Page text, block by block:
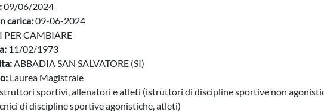
09/06/2024
carica:09-06-2024
PER CAMBIARE
11/02/1973
ABBADIA SAN SALVATORE (SI)
Laurea Magistrale
sportivi, allenatori e atleti (istruttori di discipline sportive non
di discipline sportive agonistiche, atleti)